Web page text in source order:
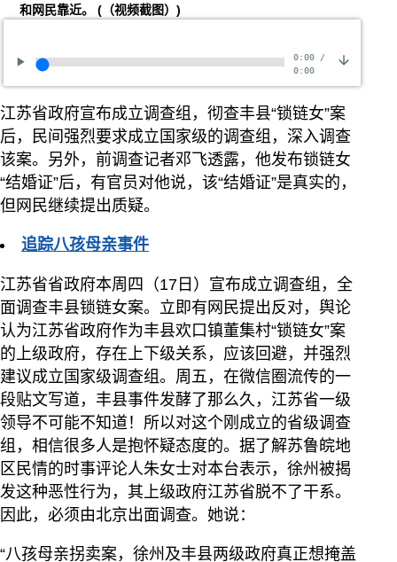
和网民靠近。(（视频截图）)
0:00/
0:00
江苏省政府宣布成立调查组，彻查丰县“锁链女”案
后，民间强烈要求成立国家级的调查组，深入调查
该案。另外，前调查记者邓飞透露，他发布锁链女
“结婚证”后，有官员对他说，该“结婚证”是真实的，
但网民继续提出质疑。
追踪八孩母亲事件
江苏省省政府本周四（17日）宣布成立调查组，全
面调查丰县锁链女案。立即有网民提出反对，舆论
认为江苏省政府作为丰县欢口镇董集村“锁链女”案
的上级政府，存在上下级关系，应该回避，并强烈
建议成立国家级调查组。周五，在微信圈流传的一
段贴文写道，丰县事件发酵了那么久，江苏省一级
领导不可能不知道！所以对这个刚成立的省级调查
组，相信很多人是抱怀疑态度的。据了解苏鲁皖地
区民情的时事评论人朱女士对本台表示，徐州被揭
发这种恶性行为，其上级政府江苏省脱不了干系。
因此，必须由北京出面调查。她说：
“八孩母亲拐卖案，徐州及丰县两级政府真正想掩盖